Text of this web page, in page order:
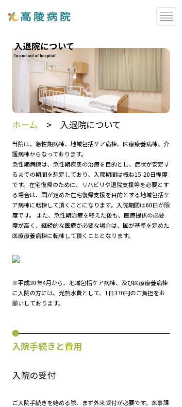
入退院について
In and out of hospital
ホーム > 入退院について
当院は、急性期病棟、地域包括ケア病棟、医療療養病棟、介
護病棟からなっております。
急性期病棟は、急性期疾患の治療を目的とし、症状が安定す
るまでの期間を想定しており、入院期間は概ね15-20日程度
です。在宅復帰のために、リハビリや退院支援等を必要とす
る場合は、国が定めた在宅復帰支援を目的とする地域包括ケ
ア病棟に転棟して頂くことになります。入院期間は60日が限
度です。 また、急性期治療を終えた後も、医療提供の必要
度が高く、継続的な医療が必要な場合は、国が基準を定めた
医療療養病棟に転棟して頂くこととなります。
※平成30年4月から、地域包括ケア病棟、及び医療療養病棟
に入院の方には、光熱水費として、1日370円のご負担をお
願いしております。
入院手続きと費用
入院の受付
ご入院手続きを始める際、まず外来受付が必要です。医事課